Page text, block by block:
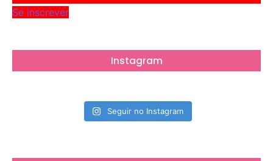
Se inscrever
Instagram
Seguir no Instagram